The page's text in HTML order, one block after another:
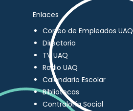
Enlaces
Correo de Empleados UAQ
Directorio
TV UAQ
Radio UAQ
Calendario Escolar
Bibliotecas
Contraloría Social